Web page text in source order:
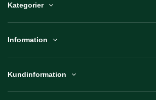
Kategorier
Information
Kundinformation